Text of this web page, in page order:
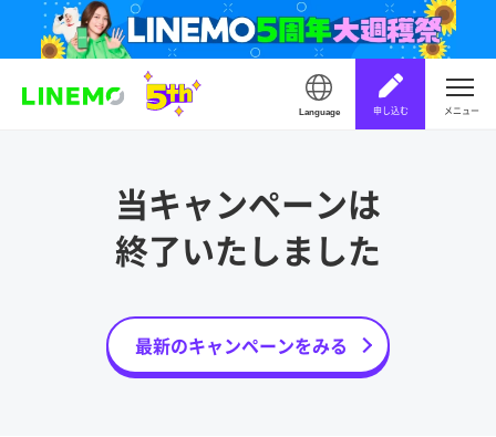
Language 申し込む メニュー
当キャンペーンは
終了いたしました
最新のキャンペーンをみる